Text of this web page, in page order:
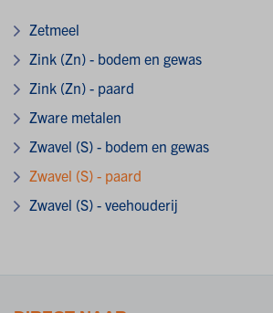
Zetmeel
Zink (Zn) - bodem en gewas
Zink (Zn) - paard
Zware metalen
Zwavel (S) - bodem en gewas
Zwavel (S) - paard
Zwavel (S) - veehouderij